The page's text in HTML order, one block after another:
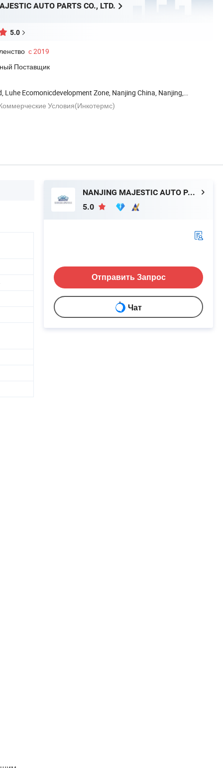
AUTO PARTS CO., LTD.
5.0
с 2019
Поставщик
Luhe Ecomonicdevelopment Zone, Nanjing China, Nanjing,
Условия(Инкотермс)
NANJING MAJESTIC AUTO PARTS CO., LTD.
5.0
Отправить Запрос
Чат